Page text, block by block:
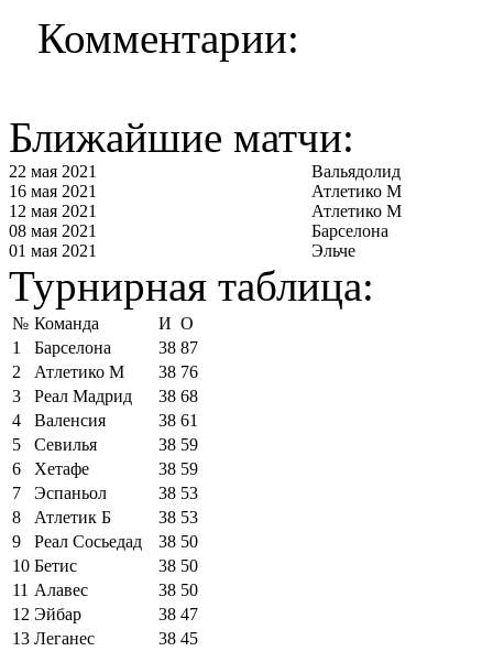
Комментарии:
Ближайшие матчи:
22 мая 2021
Вальядолид
16 мая 2021
Атлетико М
12 мая 2021
Атлетико М
08 мая 2021
Барселона
01 мая 2021
Эльче
Турнирная таблица:
№ Команда И О
1
Барселона 38 87
2
Атлетико М 38 76
3
Реал Мадрид 38 68
4
Валенсия 38 61
5
Севилья 38 59
6
Хетафе 38 59
7
Эспаньол 38 53
8
Атлетик Б 38 53
9
Реал Сосьедад 38 50
10 Бетис 38 50
11 Алавес 38 50
12 Эйбар 38 47
13 Леганес 38 45